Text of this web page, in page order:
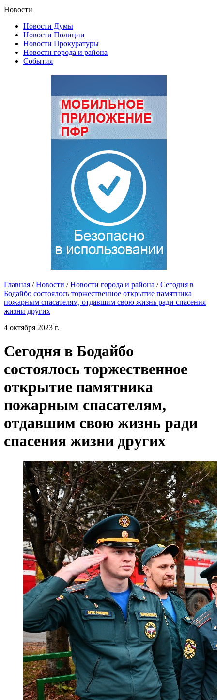
Новости
Новости Думы
Новости Полиции
Новости Прокуратуры
Новости города и района
События
Главная / Новости / Новости города и района / Сегодня в
Бодайбо состоялось торжественное открытие памятника
пожарным спасателям, отдавшим свою жизнь ради спасения
жизни других
4 октября 2023 г.
Сегодня в Бодайбо
состоялось торжественное
открытие памятника
пожарным спасателям,
отдавшим свою жизнь ради
спасения жизни других